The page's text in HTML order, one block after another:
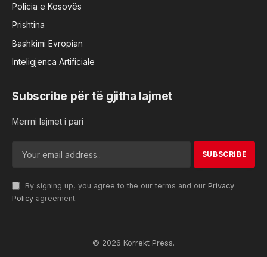
Policia e Kosovës
Prishtina
Bashkimi Evropian
Inteligjenca Artificiale
Subscribe për të gjitha lajmet
Merrni lajmet i pari
By signing up, you agree to the our terms and our Privacy
Policy agreement.
© 2026 Korrekt Press.